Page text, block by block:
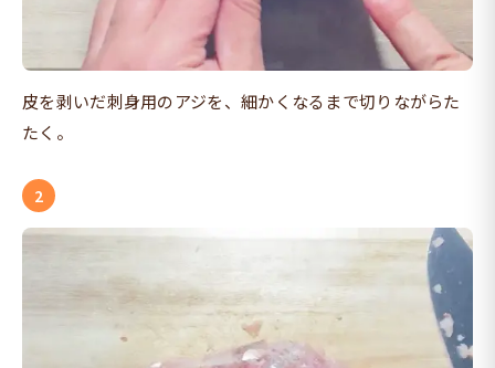
皮を剥いだ刺身用のアジを、細かくなるまで切りながらた
たく。